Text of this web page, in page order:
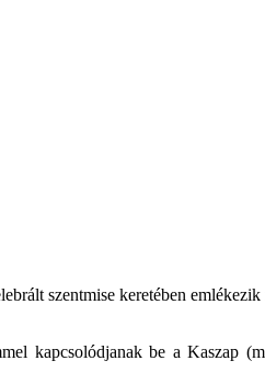
szentmise keretében
kapcsolódjanak be a Kaszap